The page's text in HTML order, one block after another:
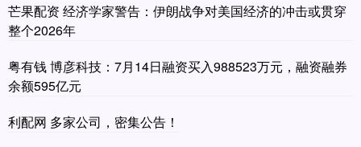
芒果配资 经济学家警告：伊朗战争对美国经济的冲击或贯穿
整个2026年
粤有钱 博彦科技：7月14日融资买入988523万元，融资融券
余额595亿元
利配网 多家公司，密集公告！